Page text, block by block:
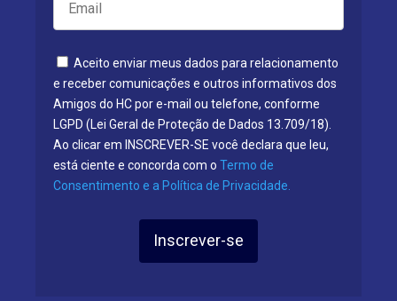
Aceito enviar meus dados para relacionamento
e receber comunicações e outros informativos dos
Amigos do HC por e-mail ou telefone, conforme
LGPD (Lei Geral de Proteção de Dados 13.709/18).
Ao clicar em INSCREVER-SE você declara que leu,
está ciente e concorda com o Termo de
Consentimento e a Política de Privacidade.
Inscrever-se